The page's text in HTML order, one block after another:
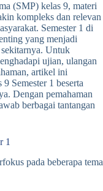
(SMP) kelas 9, materi
kompleks dan relevan
Semester 1 di
yang menjadi
Untuk
ujian, ulangan
artikel ini
Semester 1 beserta
Dengan pemahaman
berbagai tantangan
1
pada beberapa tema